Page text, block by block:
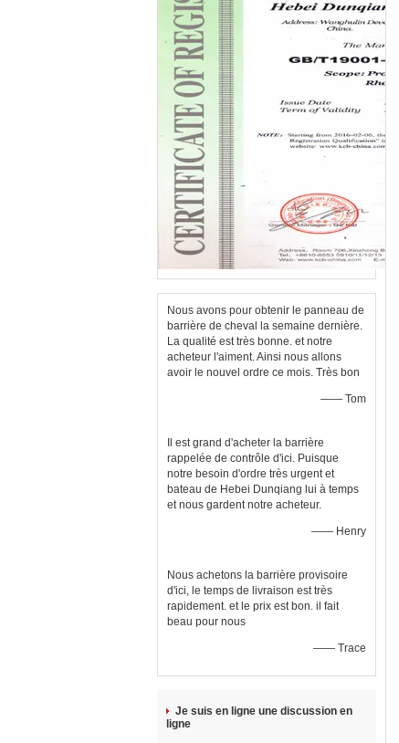
Nous avons pour obtenir le panneau de
barrière de cheval la semaine dernière.
La qualité est très bonne. et notre
acheteur l'aiment. Ainsi nous allons
avoir le nouvel ordre ce mois. Très bon
—— Tom
Il est grand d'acheter la barrière
rappelée de contrôle d'ici. Puisque
notre besoin d'ordre très urgent et
bateau de Hebei Dunqiang lui à temps
et nous gardent notre acheteur.
—— Henry
Nous achetons la barrière provisoire
d'ici, le temps de livraison est très
rapidement. et le prix est bon. il fait
beau pour nous
—— Trace
Je suis en ligne une discussion en
ligne